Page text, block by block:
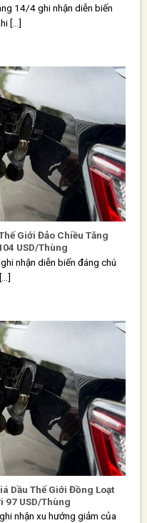
14/4 ghi nhận diễn biến
[...]
Giới Đảo Chiều Tăng
USD/Thùng
nhận diễn biến đáng chú
Dầu Thế Giới Đồng Loạt
97 USD/Thùng
nhận xu hướng giảm của